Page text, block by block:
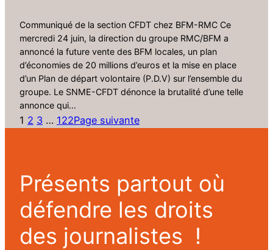
Communiqué de la section CFDT chez BFM-RMC Ce
mercredi 24 juin, la direction du groupe RMC/BFM a
annoncé la future vente des BFM locales, un plan
d’économies de 20 millions d’euros et la mise en place
d’un Plan de départ volontaire (P.D.V) sur l’ensemble du
groupe. Le SNME-CFDT dénonce la brutalité d’une telle
annonce qui…
1 2 3 … 122Page suivante
Présents partout où
défendre les droits
des journalistes !